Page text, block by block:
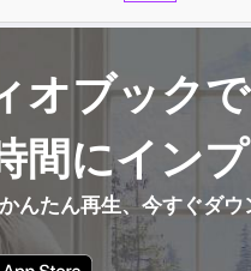
オブックで
間にイン
んたん再生、今すぐダウ